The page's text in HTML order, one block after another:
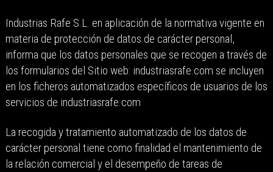
Industrias Rafe S.L. en aplicación de la normativa vigente en
materia de protección de datos de carácter personal,
informa que los datos personales que se recogen a través de
los formularios del Sitio web: industriasrafe.com se incluyen
en los ficheros automatizados específicos de usuarios de los
servicios de industriasrafe.com
La recogida y tratamiento automatizado de los datos de
carácter personal tiene como finalidad el mantenimiento de
la relación comercial y el desempeño de tareas de